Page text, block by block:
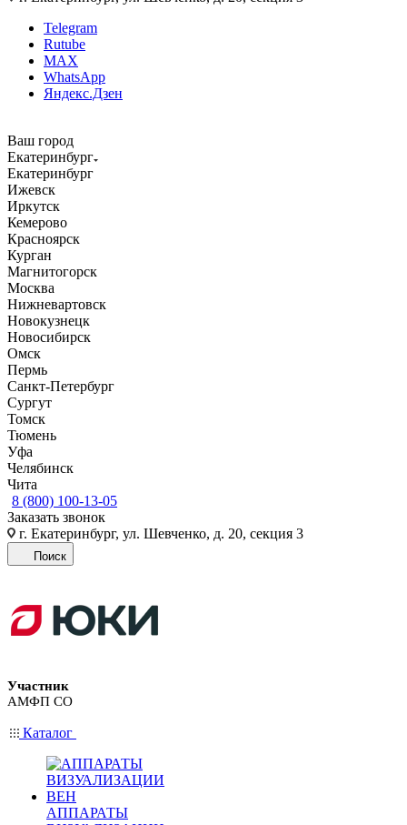
Telegram
Rutube
MAX
WhatsApp
Яндекс.Дзен
Ваш город
Екатеринбург
Екатеринбург
Ижевск
Иркутск
Кемерово
Красноярск
Курган
Магнитогорск
Москва
Нижневартовск
Новокузнецк
Новосибирск
Омск
Пермь
Санкт-Петербург
Сургут
Томск
Тюмень
Уфа
Челябинск
Чита
8 (800) 100-13-05
Заказать звонок
г. Екатеринбург, ул. Шевченко, д. 20, секция 3
Поиск
Участник
АМФП СО
Каталог
АППАРАТЫ